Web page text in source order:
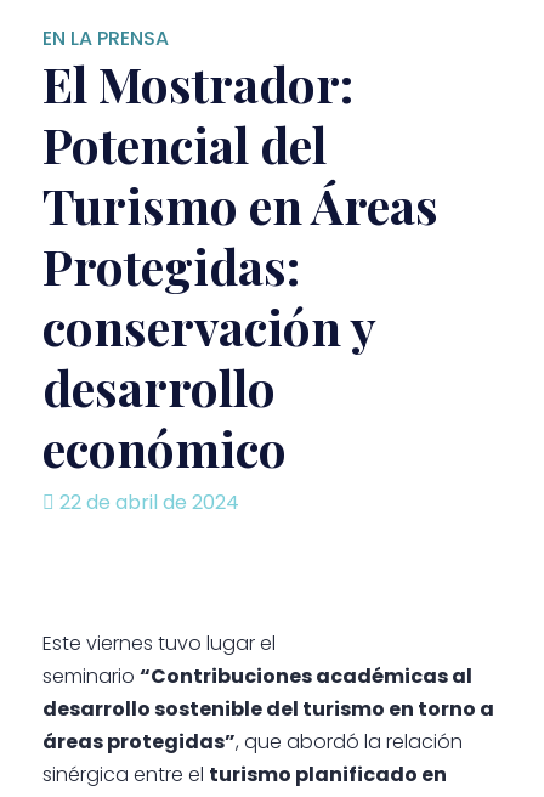
EN LA PRENSA
El Mostrador:
Potencial del
Turismo en Áreas
Protegidas:
conservación y
desarrollo
económico
22 de abril de 2024
Este viernes tuvo lugar el
seminario “Contribuciones académicas al
desarrollo sostenible del turismo en torno a
áreas protegidas”, que abordó la relación
sinérgica entre el turismo planificado en